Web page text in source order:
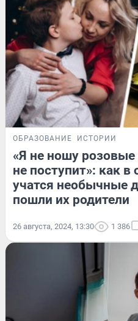
ОБРАЗОВАНИЕ ИСТОРИИ
«Я не ношу
не поступит»: как
учатся необычные
пошли их родители
26 августа, 2024, 13:30 1 386